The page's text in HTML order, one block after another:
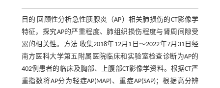
目的 回顾性分析急性胰腺炎（AP）相关肺损伤的CT影像学
特征，探究AP的严重程度、肺组织损伤程度与肾周间隙受
累的相关性。方法 收集2018年12月1日～2022年7月31日经
南方医科大学第五附属医院临床和实验室检查诊断为AP的
402例患者的临床及胸部、上腹部CT影像学资料。根据CT严
重指数将AP分为轻症AP(MAP)、重症AP(SAP)；根据高分辨